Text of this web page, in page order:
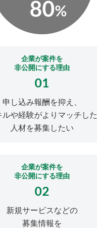
企業が案件を
非公開にする理由
01
申し込み報酬を抑え、
ルや経験がよりマッチした
人材を募集したい
企業が案件を
非公開にする理由
02
新規サービスなどの
募集情報を